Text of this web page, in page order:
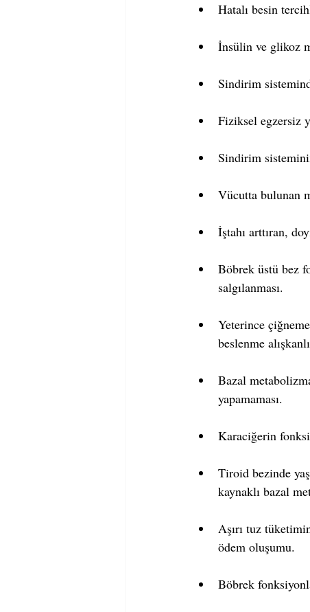
Hatalı besin
İnsülin ve glikoz
Sindirim
Fiziksel egzersiz
Sindirim
Vücutta bulunan
İştahı arttıran,
Böbrek üstü bez
salgılanması.
Yeterince
beslenme
Bazal
yapamaması.
Karaciğerin
Tiroid bezinde
kaynaklı bazal
Aşırı tuz
ödem oluşumu.
Böbrek